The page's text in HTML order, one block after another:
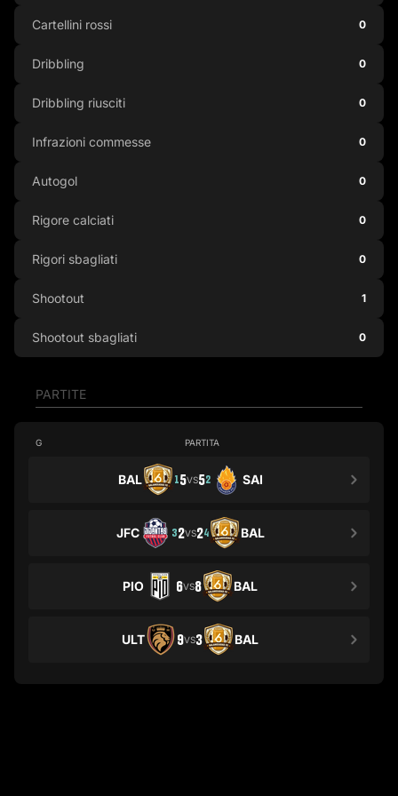
PARTITE
G PARTITA
BAL 15VS52 SAI
JFC 32VS24 BAL
PIO 6VS8 BAL
ULT 9VS3 BAL
Cartellini rossi 0
Dribbling 0
Dribbling riusciti 0
Infrazioni commesse 0
Autogol 0
Rigore calciati 0
Rigori sbagliati 0
Shootout 1
Shootout sbagliati 0